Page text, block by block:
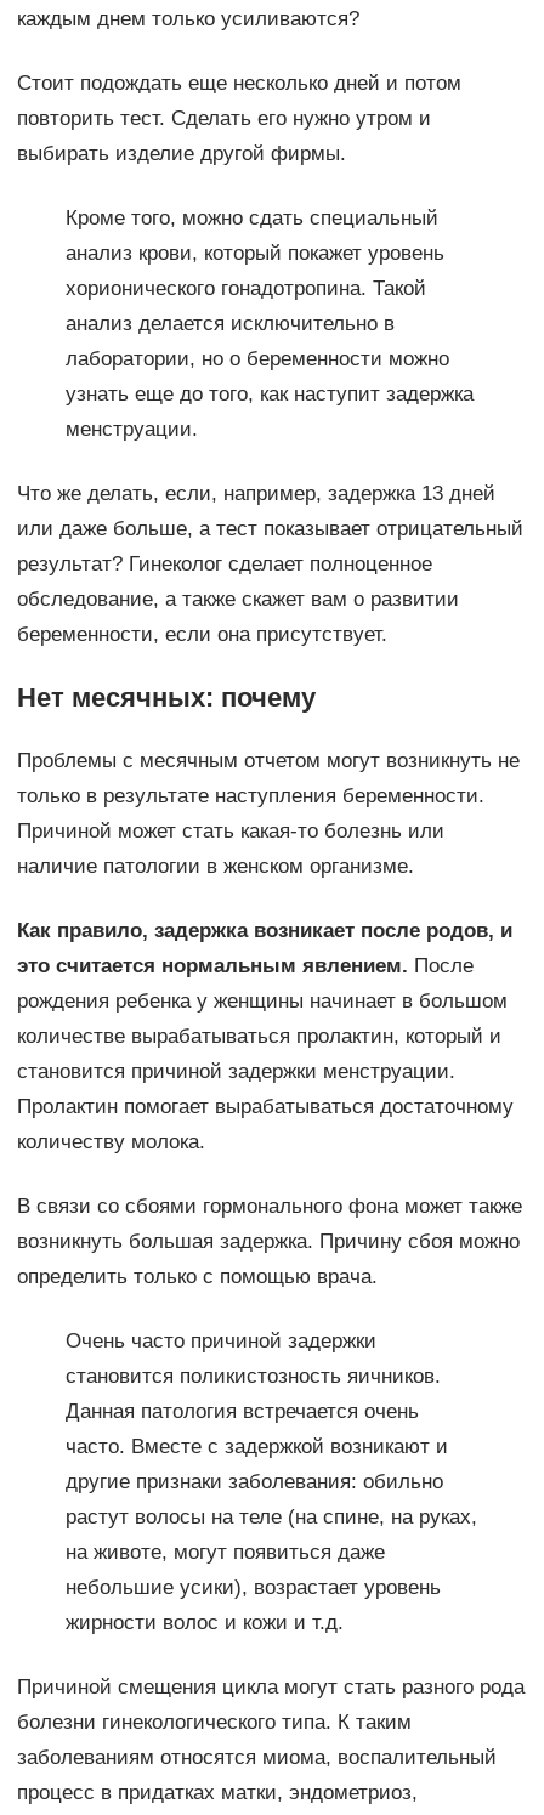
каждым днем только усиливаются?
Стоит подождать еще несколько дней и потом
повторить тест. Сделать его нужно утром и
выбирать изделие другой фирмы.
Кроме того, можно сдать специальный
анализ крови, который покажет уровень
хорионического гонадотропина. Такой
анализ делается исключительно в
лаборатории, но о беременности можно
узнать еще до того, как наступит задержка
менструации.
Что же делать, если, например, задержка 13 дней
или даже больше, а тест показывает отрицательный
результат? Гинеколог сделает полноценное
обследование, а также скажет вам о развитии
беременности, если она присутствует.
Нет месячных: почему
Проблемы с месячным отчетом могут возникнуть не
только в результате наступления беременности.
Причиной может стать какая-то болезнь или
наличие патологии в женском организме.
Как правило, задержка возникает после родов, и
это считается нормальным явлением. После
рождения ребенка у женщины начинает в большом
количестве вырабатываться пролактин, который и
становится причиной задержки менструации.
Пролактин помогает вырабатываться достаточному
количеству молока.
В связи со сбоями гормонального фона может также
возникнуть большая задержка. Причину сбоя можно
определить только с помощью врача.
Очень часто причиной задержки
становится поликистозность яичников.
Данная патология встречается очень
часто. Вместе с задержкой возникают и
другие признаки заболевания: обильно
растут волосы на теле (на спине, на руках,
на животе, могут появиться даже
небольшие усики), возрастает уровень
жирности волос и кожи и т.д.
Причиной смещения цикла могут стать разного рода
болезни гинекологического типа. К таким
заболеваниям относятся миома, воспалительный
процесс в придатках матки, эндометриоз,